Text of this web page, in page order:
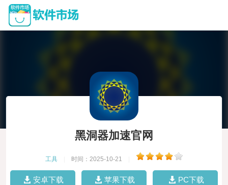
黑洞器加速官网
工具 时间：2025-10-21
安卓下载 苹果下载 PC下载